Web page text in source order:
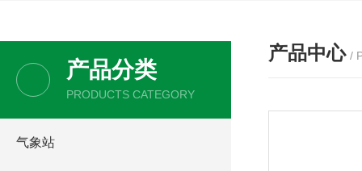
产品分类
PRODUCTS CATEGORY
气象站
产品中心 /